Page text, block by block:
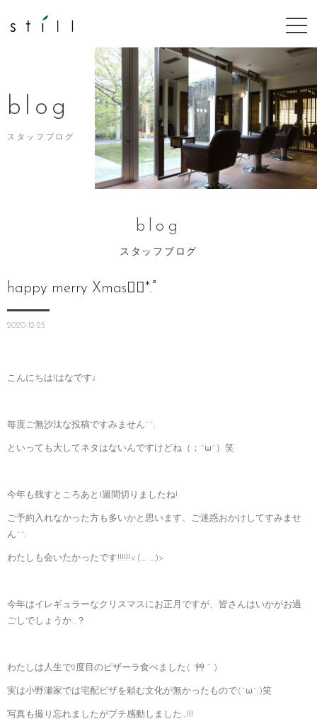
blog
スタッフブログ
blog
スタッフブログ
happy merry Xmas❁⃘*.ﾟ
2020-12-25
こんにちは!はなです♩
毎度ご無沙汰な投稿ですみません^^;
といっても大してネタはないんですけどね（；^ω^）笑
今年も残すところあと1週間切りましたね!
ご予約入れなかった方も多いかと思います、ご迷惑おかけしてすみませ
ん^^;
わたしも会いたかったです!!!!!!<(_ _)>
今年はイレギュラーなクリスマスにお正月ですが、皆さんはいかがお過
ごしでしょうか…？
わたしは人生で2度目のピザーラ食べました( ´艸｀)
実は小野瀬家では宅配ピザを頼む文化が無かったもので(^ω^;)笑
写真も撮り忘れましたがプチ感動しました…!!!